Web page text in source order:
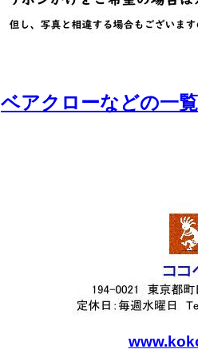
ベアクローなどの一